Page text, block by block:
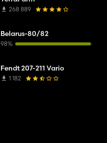
268 889
Belarus-80/82
98%
Fendt 207-211 Vario
1 182